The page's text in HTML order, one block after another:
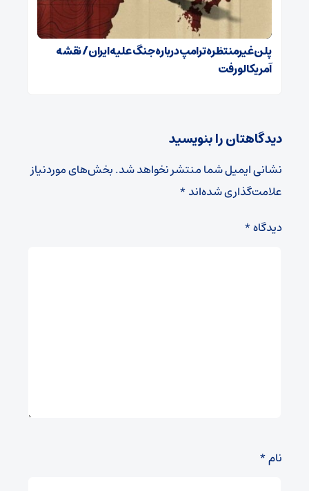
پلن غیرمنتظره ترامپ درباره جنگ علیه ایران / نقشه
آمریکا لو رفت
دیدگاهتان را بنویسید
نشانی ایمیل شما منتشر نخواهد شد.بخش‌های موردنیاز
علامت‌گذاری شده‌اند*
دیدگاه*
نام*